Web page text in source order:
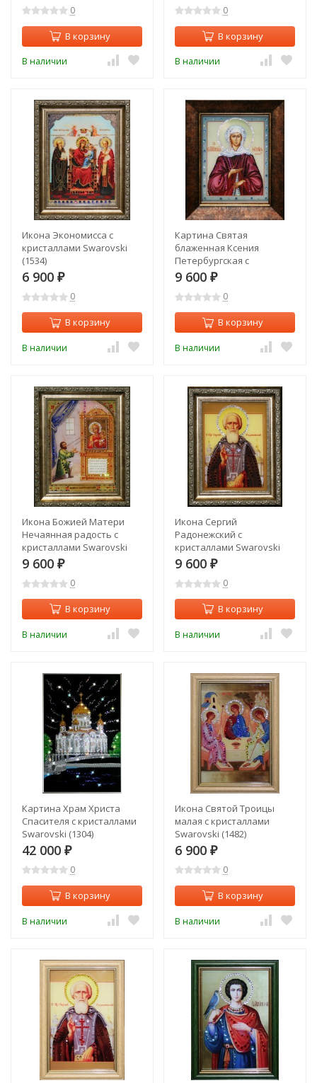
0
В корзину
В наличии
0
В корзину
В наличии
Икона Экономисса с
кристаллами Swarovski
(1534)
6 900 ₽
0
В корзину
В наличии
Картина Святая
блаженная Ксения
Петербургская с
кристаллами Swarovski
9 600 ₽
0
В корзину
В наличии
Икона Божией Матери
Нечаянная радость с
кристаллами Swarovski
(1555)
9 600 ₽
0
В корзину
В наличии
Икона Сергий
Радонежский с
кристаллами Swarovski
(1468)
9 600 ₽
0
В корзину
В наличии
Картина Храм Христа
Спасителя с кристаллами
Swarovski (1304)
42 000 ₽
0
В корзину
В наличии
Икона Святой Троицы
малая с кристаллами
Swarovski (1482)
6 900 ₽
0
В корзину
В наличии